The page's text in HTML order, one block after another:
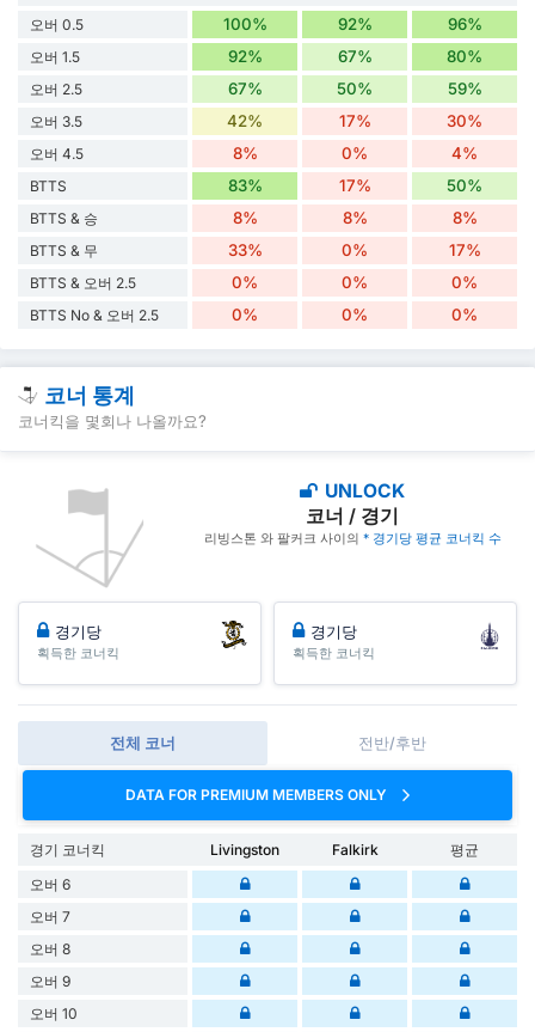
오버 0.5
100% 92% 96%
오버 1.5 92% 67% 80%
오버 2.5 67% 50% 59%
오버 3.5 42% 17% 30%
오버 4.5 8% 0% 4%
BTTS 83% 17% 50%
BTTS & 승 8% 8% 8%
BTTS & 무 33% 0% 17%
BTTS & 오버 2.5 0% 0% 0%
BTTS No & 오버 2.5 0% 0% 0%
코너 통계
코너킥을 몇회나 나올까요?
UNLOCK
코너 / 경기
리빙스톤 와 팔커크 사이의 * 경기당 평균 코너킥 수
경기당
획득한 코너킥
경기당
획득한 코너킥
전체 코너 전반/후반
DATA FOR PREMIUM MEMBERS ONLY
경기 코너킥 Livingston Falkirk
평균
오버 6
오버 7
오버 8
오버 9
오버 10